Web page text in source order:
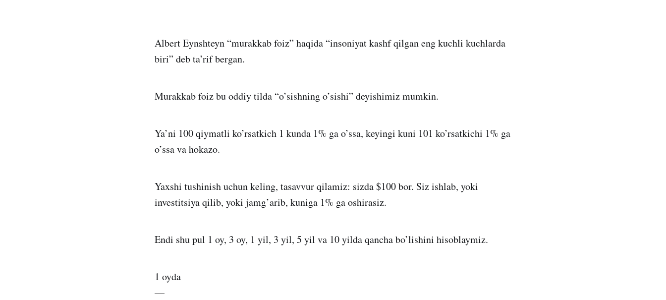
Albert Eynshteyn “murakkab foiz” haqida “insoniyat kashf qilgan eng kuchli kuchlarda
biri” deb ta’rif bergan.
Murakkab foiz bu oddiy tilda “o’sishning o’sishi” deyishimiz mumkin.
Ya’ni 100 qiymatli ko’rsatkich 1 kunda 1% ga o’ssa, keyingi kuni 101 ko’rsatkichi 1% ga
o’ssa va hokazo.
Yaxshi tushinish uchun keling, tasavvur qilamiz: sizda $100 bor. Siz ishlab, yoki
investitsiya qilib, yoki jamg’arib, kuniga 1% ga oshirasiz.
Endi shu pul 1 oy, 3 oy, 1 yil, 3 yil, 5 yil va 10 yilda qancha bo’lishini hisoblaymiz.
1 oyda
—